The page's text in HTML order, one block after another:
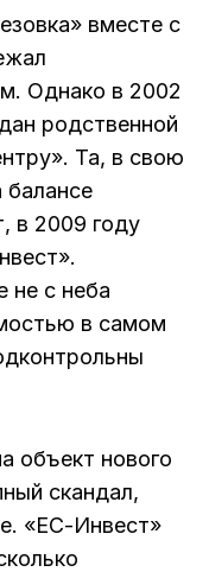
вместе с
Однако в 2002
родственной
Та, в свою
в 2009 году
не с неба
в самом
объект нового
скандал,
«ЕС-Инвест»